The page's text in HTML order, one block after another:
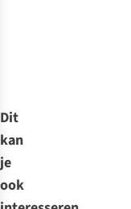
Dit
kan
je
ook